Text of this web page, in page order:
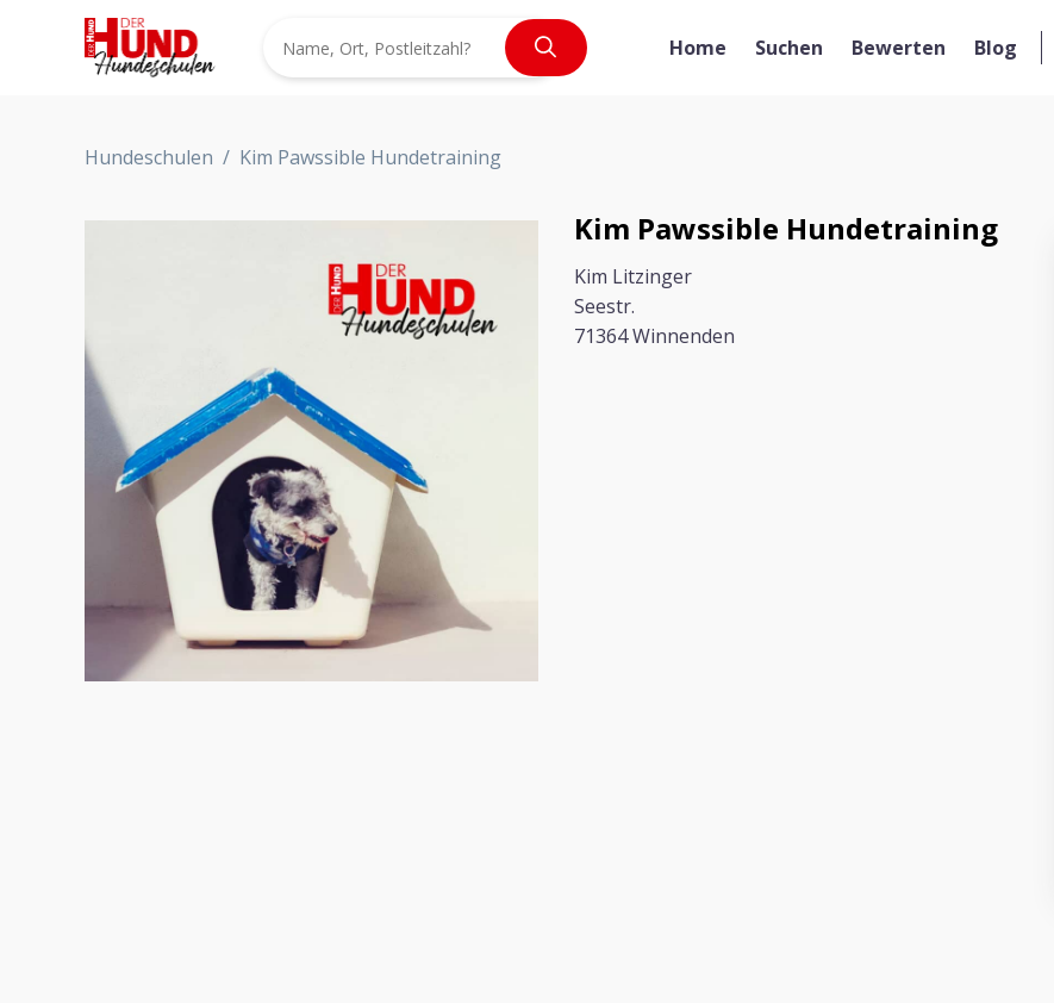
Home Suchen Bewerten Blog
Hundeschulen / Kim Pawssible Hundetraining
Kim Pawssible Hundetraining
Kim Litzinger
Seestr.
71364 Winnenden